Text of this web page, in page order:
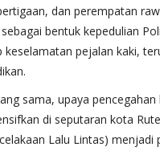
dan perempatan
bentuk kepedulian
keselamatan pejalan kaki,
sama, upaya pencegahan
di seputaran kota
Lalu Lintas) menjadi